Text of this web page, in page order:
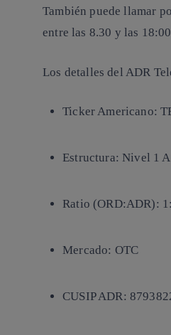
También puede llamar
entre las 8.30 y las
Los detalles del ADR
Ticker Americano:
Estructura: Nivel 1
Ratio (ORD:ADR):
Mercado: OTC
CUSIP ADR: